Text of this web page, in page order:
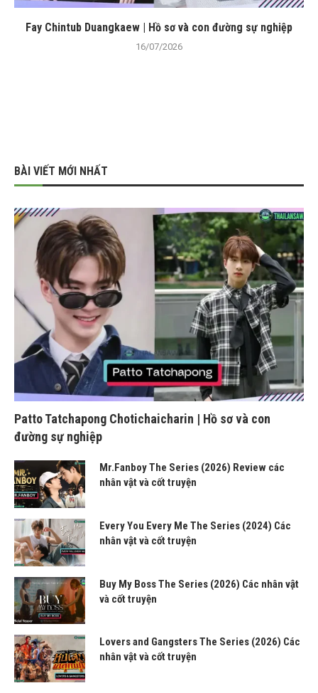
Fay Chintub Duangkaew | Hồ sơ và con đường sự nghiệp
16/07/2026
BÀI VIẾT MỚI NHẤT
Patto Tatchapong Chotichaicharin | Hồ sơ và con
đường sự nghiệp
Mr.Fanboy The Series (2026) Review các
nhân vật và cốt truyện
Every You Every Me The Series (2024) Các
nhân vật và cốt truyện
Buy My Boss The Series (2026) Các nhân vật
và cốt truyện
Lovers and Gangsters The Series (2026) Các
nhân vật và cốt truyện